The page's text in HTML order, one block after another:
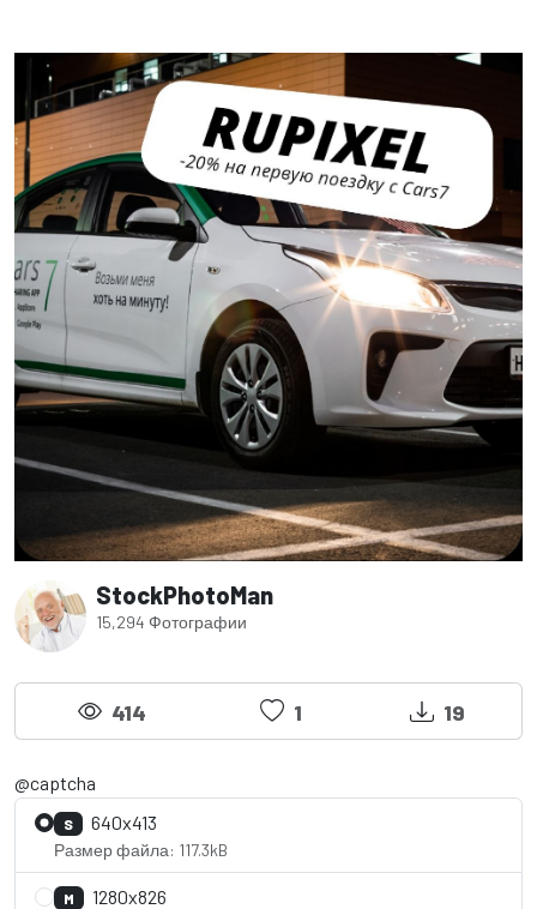
StockPhotoMan
15,294 Фотографии
414 1 19
@captcha
S 640x413
Размер файла: 117.3kB
M 1280x826